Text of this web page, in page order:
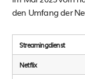
den Umfang der
Streamingdienst
Netflix